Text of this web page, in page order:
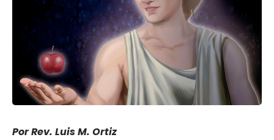
Por Rev. Luis M. Ortiz